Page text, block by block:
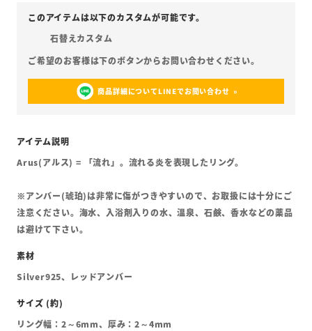
石替えカスタム
商品詳細についてLINEでお問い合わせ
Arus(アルス) = 「流れ」。流れる炎を表現したリング。
※アンバー(琥珀)は非常に傷がつきやすいので、お取扱には十分にご
注意ください。海水、入浴剤入りの水、温泉、石鹸、香水などの薬品
は避けて下さい。
Silver925、レッドアンバー
リング幅：2～6mm、厚み：2～4mm